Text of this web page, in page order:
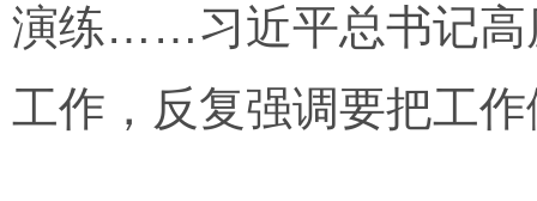
演练……习近平总书记高
工作，反复强调要把工